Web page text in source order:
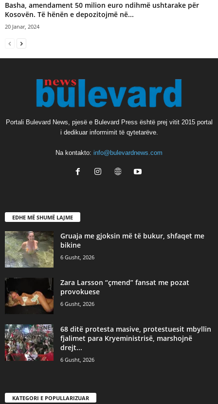
Basha, amendament 50 milion euro ndihmë ushtarake për
Kosovën. Të hënën e depozitojmë në...
20 Janar, 2024
Portali Bulevard News, pjesë e Bulevard Press është prej vitit 2015 portal
i dedikuar informimit të qytetarëve.
Na kontakto: info@bulevardnews.com
EDHE MË SHUMË LAJME
Gruaja me gjoksin më të bukur, shfaqet me
bikine
6 Gusht, 2026
Zara Larsson “çmend” fansat me pozat
provokuese
6 Gusht, 2026
68 ditë protesta masive, protestuesit mbyllin
fjalimet para Kryeministrisë, marshojnë
drejt...
6 Gusht, 2026
KATEGORI E POPULLARIZUAR